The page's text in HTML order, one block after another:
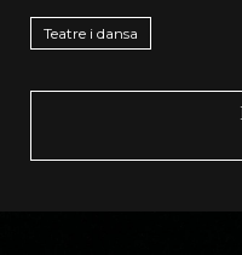
Teatre i dansa